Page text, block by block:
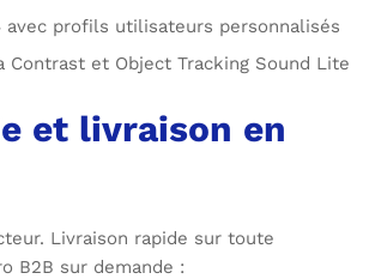
avec profils utilisateurs personnalisés
Contrast et Object Tracking Sound Lite
et livraison en
Livraison rapide sur toute
B2B sur demande :